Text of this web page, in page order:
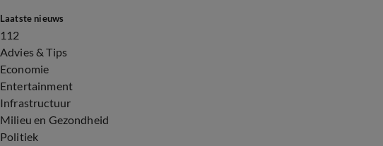
Laatste nieuws
112
Advies & Tips
Economie
Entertainment
Infrastructuur
Milieu en Gezondheid
Politiek